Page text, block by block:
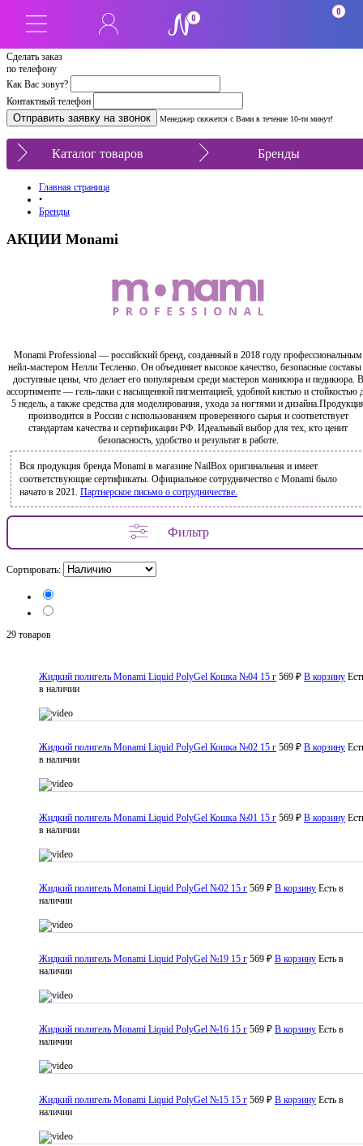
Сделать заказ
по телефону
Как Вас зовут?
Контактный телефон
Менеджер свяжется с Вами в течение 10-ти минут!
0
0
Каталог товаров Бренды
Главная страница
•
Бренды
АКЦИИ Monami
Monami Professional — российский бренд, созданный в 2018 году профессиональным
нейл-мастером Нелли Тесленко. Он объединяет высокое качество, безопасные составы
доступные цены, что делает его популярным среди мастеров маникюра и педикюра. В
ассортименте — гель‑лаки с насыщенной пигментацией, удобной кистью и стойкостью
5 недель, а также средства для моделирования, ухода за ногтями и
производится в России с использованием проверенного сырья и соответствует
стандартам качества и сертификации РФ. Идеальный выбор для тех, кто ценит
безопасность, удобство и результат в работе.
Вся продукция бренда Monami в магазине NailBox оригинальная и имеет
соответствующие сертификаты. Официальное сотрудничество с Monami было
начато в 2021. Партнерское письмо о сотрудничестве.
Фильтр
Сортировать:
29 товаров
Жидкий полигель Monami Liquid PolyGel Кошка №04 15 г 569 ₽ В корзину
в наличии
Жидкий полигель Monami Liquid PolyGel Кошка №02 15 г 569 ₽ В корзину
в наличии
Жидкий полигель Monami Liquid PolyGel Кошка №01 15 г 569 ₽ В корзину
в наличии
Жидкий полигель Monami Liquid PolyGel №02 15 г 569 ₽ В корзину Есть в
наличии
Жидкий полигель Monami Liquid PolyGel №19 15 г 569 ₽ В корзину Есть в
наличии
Жидкий полигель Monami Liquid PolyGel №16 15 г 569 ₽ В корзину Есть в
наличии
Жидкий полигель Monami Liquid PolyGel №15 15 г 569 ₽ В корзину Есть в
наличии